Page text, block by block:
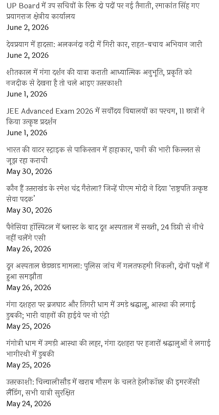
UP Board में उप सचिवों के रिक्त दो पदों पर नई तैनाती, रमाकांत सिंह गए
प्रयागराज क्षेत्रीय कार्यालय
June 2, 2026
देवप्रयाग में हादसा: अलकनंदा नदी में गिरी कार, राहत-बचाव अभियान जारी
June 2, 2026
शीतकाल में गंगा दर्शन की यात्रा कराती आध्यात्मिक अनुभूति, प्रकृति को
नजदीक से देखना है तो चले आइए उत्तरकाशी
June 1, 2026
JEE Advanced Exam 2026 में सर्वोदय विद्यालयों का परचम, 11 छात्रों ने
किया उत्कृष्ट प्रदर्शन
June 1, 2026
भारत की वाटर स्ट्राइक से पाकिस्तान में हाहाकार, पानी की भारी किल्लत से
जूझ रहा कराची
May 30, 2026
कौन हैं उत्तराखंड के रमेश चंद्र गैरोला? जिन्हें पीएम मोदी ने दिया ‘राष्ट्रपति उत्कृष्ट
सेवा पदक’
May 30, 2026
पैनेसिया हॉस्पिटल में ब्लास्ट के बाद दून अस्पताल में सख्ती, 24 डिग्री से नीचे
नहीं चलेंगे एसी
May 26, 2026
दून अस्पताल छेड़छाड़ मामला: पुलिस जांच में गलतफहमी निकली, दोनों पक्षों में
हुआ समझौता
May 26, 2026
गंगा दशहरा पर ब्रजघाट और तिगरी धाम में उमड़े श्रद्धालु, आस्था की लगाई
डुबकी; भारी वाहनों की हाईवे पर नो एंट्री
May 25, 2026
गंगोत्री धाम में उमड़ी आस्था की लहर, गंगा दशहरा पर हजारों श्रद्धालुओं ने लगाई
भागीरथी में डुबकी
May 25, 2026
उत्तरकाशी: चिन्यालीसौड़ में खराब मौसम के चलते हेलीकॉप्टर की इमरजेंसी
लैंडिंग, सभी यात्री सुरक्षित
May 24, 2026